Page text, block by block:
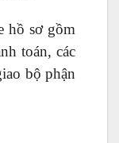
hồ sơ gồm
toán, các
bộ phận